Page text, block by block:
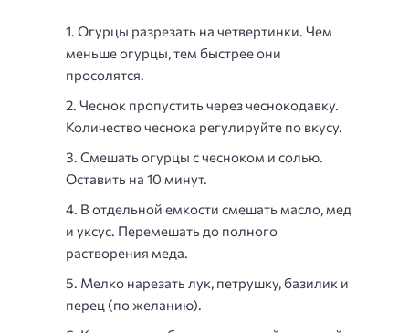
Огурцы разрезать на четвертинки. Чем
меньше огурцы, тем быстрее они
просолятся.
Чеснок пропустить через чеснокодавку.
Количество чеснока регулируйте по вкусу.
Смешать огурцы с чесноком и солью.
Оставить на 10 минут.
В отдельной емкости смешать масло, мед
и уксус. Перемешать до полного
растворения меда.
Мелко нарезать лук, петрушку, базилик и
перец (по желанию).